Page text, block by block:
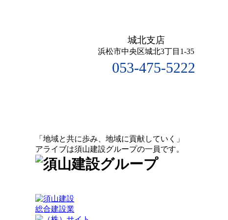
城北支店
浜松市中央区城北3丁目1-35
053-475-5222
「地域と共に歩み、地域に貢献していく」
アライブは須山建設グループの一員です。
総合建設業